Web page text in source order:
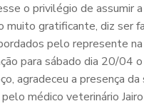
o privilégio de assumir
muito gratificante, diz ser
pelo represente
para sábado dia 20/04
agradeceu a presença da
médico veterinário